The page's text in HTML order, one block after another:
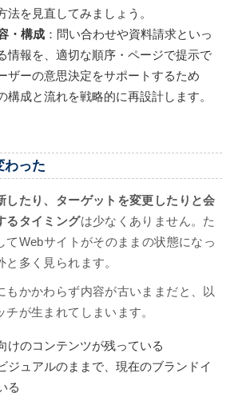
法を見直してみましょう。
・構成 ：問い合わせや資料請求といっ
情報を、適切な順序・ページで提示で
ザーの意思決定をサポートするため
構成と流れを戦略的に再設計します。
わった
したり、ターゲットを変更したりと会
るタイミングは少なくありません。た
てWebサイトがそのままの状態になっ
多く見られます。
もかかわらず内容が古いままだと、以
が生まれてしまいます。
けのコンテンツが残っている
ジュアルのままで、現在のブランドイ
る